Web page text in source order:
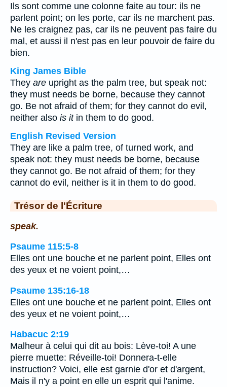
Ils sont comme une colonne faite au tour: ils ne
parlent point; on les porte, car ils ne marchent pas.
Ne les craignez pas, car ils ne peuvent pas faire du
mal, et aussi il n'est pas en leur pouvoir de faire du
bien.
King James Bible
They are upright as the palm tree, but speak not:
they must needs be borne, because they cannot
go. Be not afraid of them; for they cannot do evil,
neither also is itin them to do good.
English Revised Version
They are like a palm tree, of turned work, and
speak not: they must needs be borne, because
they cannot go. Be not afraid of them; for they
cannot do evil, neither is it in them to do good.
Trésor de l'Écriture
speak.
Psaume 115:5-8
Elles ont une bouche et ne parlent point, Elles ont
des yeux et ne voient point,…
Psaume 135:16-18
Elles ont une bouche et ne parlent point, Elles ont
des yeux et ne voient point,…
Habacuc 2:19
Malheur à celui qui dit au bois: Lève-toi! A une
pierre muette: Réveille-toi! Donnera-t-elle
instruction? Voici, elle est garnie d'or et d'argent,
Mais il n'y a point en elle un esprit qui l'anime.